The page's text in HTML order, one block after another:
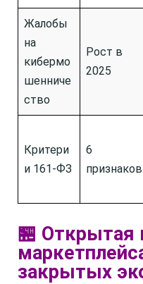
Жалобы
на
кибермо
шенниче
ство
Рост в
2025
Критери
и 161-ФЗ
6
признаков
🏪 Открытая
закрытых